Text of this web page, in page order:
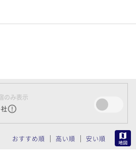
のみ表示
おすすめ順 高い順 安い順